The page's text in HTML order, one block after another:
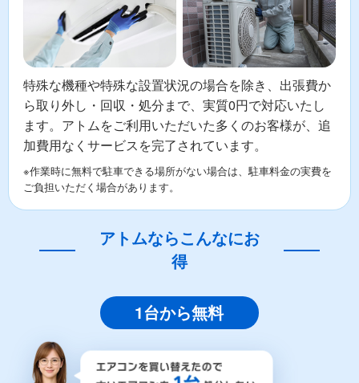
特殊な機種や特殊な設置状況の場合を除き、出張費か
ら取り外し・回収・処分まで、実質0円で対応いたし
ます。アトムをご利用いただいた多くのお客様が、追
加費用なくサービスを完了されています。
※作業時に無料で駐車できる場所がない場合は、駐車料金の実費を
ご負担いただく場合があります。
アトムならこんなにお
得
1台から無料